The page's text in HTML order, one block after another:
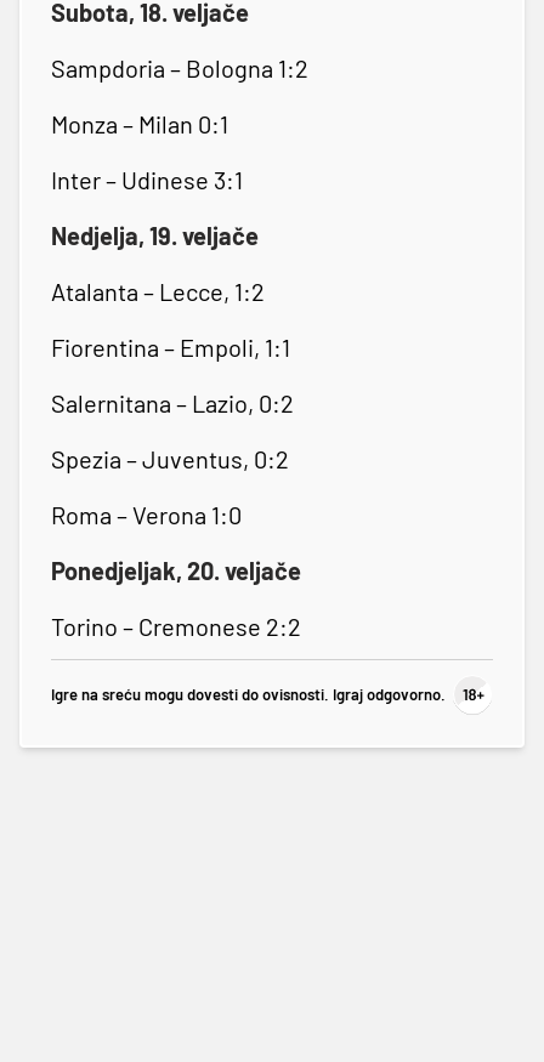
Subota, 18. veljače
Sampdoria – Bologna 1:2
Monza – Milan 0:1
Inter – Udinese 3:1
Nedjelja, 19. veljače
Atalanta – Lecce, 1:2
Fiorentina – Empoli, 1:1
Salernitana – Lazio, 0:2
Spezia – Juventus, 0:2
Roma – Verona 1:0
Ponedjeljak, 20. veljače
Torino – Cremonese 2:2
Igre na sreću mogu dovesti do ovisnosti. Igraj odgovorno.